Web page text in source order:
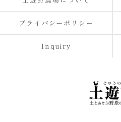
プライバシーポリシー
Inquiry